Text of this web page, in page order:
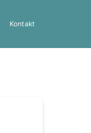
Kontakt